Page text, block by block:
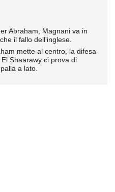
Abraham, Magnani va in
il fallo dell'inglese.
mette al centro, la difesa
Shaarawy ci prova di
a lato.